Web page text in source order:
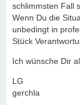
schlimmsten Fall
Wenn Du die
unbedingt in
Stück
Ich wünsche Dir
LG
gerchla